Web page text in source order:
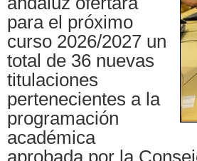
para el próximo
curso 2026/2027 un
total de 36 nuevas
titulaciones
pertenecientes a la
programación
académica
aprobada por la